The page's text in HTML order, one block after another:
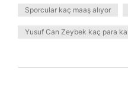
Sporcular kaç maaş alıyor
Yusuf Can Zeybek kaç para